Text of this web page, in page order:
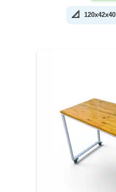
📐 120x42x40